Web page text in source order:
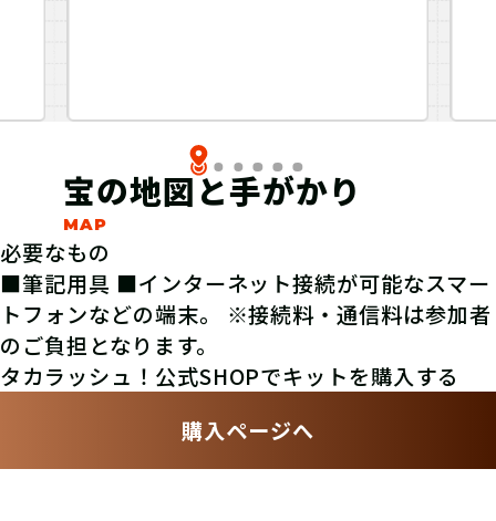
宝の地図と手がかり
必要なもの
■筆記用具 ■インターネット接続が可能なスマー
トフォンなどの端末。 ※接続料・通信料は参加者
のご負担となります。
タカラッシュ！公式SHOPでキットを購入する
購入ページへ